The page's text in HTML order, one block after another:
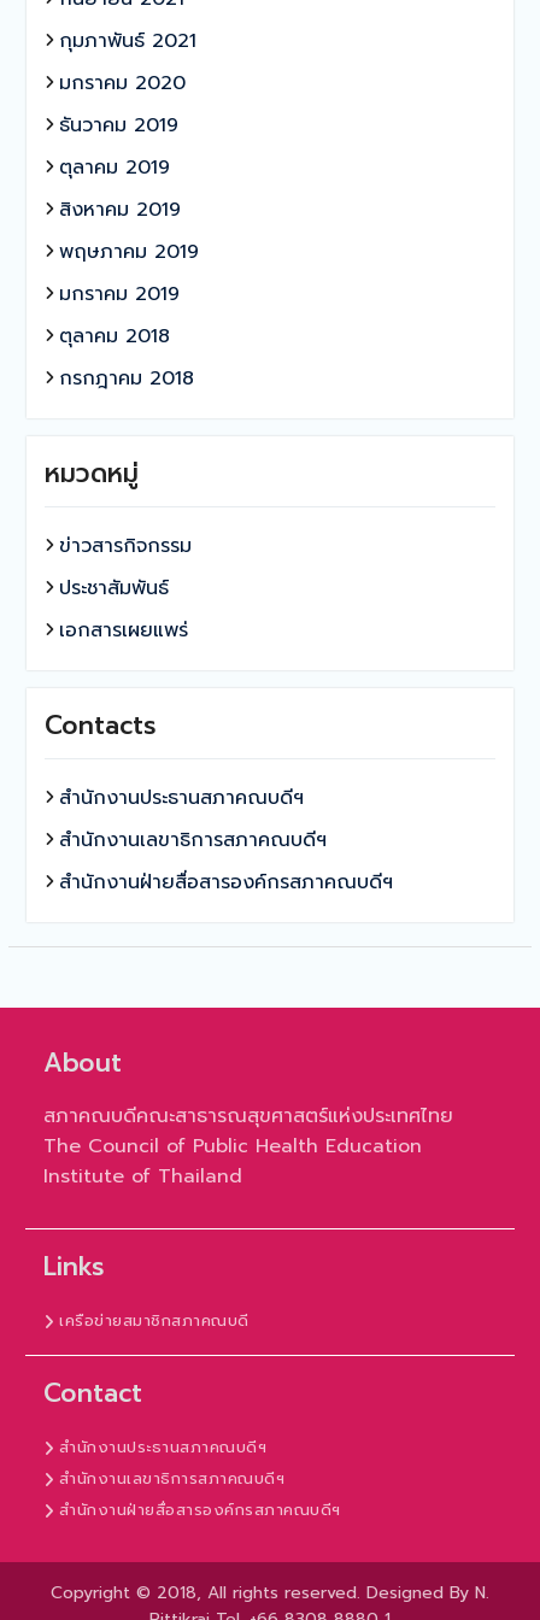
กุมภาพันธ์ 2021
มกราคม 2020
ธันวาคม 2019
ตุลาคม 2019
สิงหาคม 2019
พฤษภาคม 2019
มกราคม 2019
ตุลาคม 2018
กรกฎาคม 2018
หมวดหมู่
ข่าวสารกิจกรรม
ประชาสัมพันธ์
เอกสารเผยแพร่
Contacts
สำนักงานประธานสภาคณบดีฯ
สำนักงานเลขาธิการสภาคณบดีฯ
สำนักงานฝ่ายสื่อสารองค์กรสภาคณบดีฯ
About
สภาคณบดีคณะสาธารณสุขศาสตร์แห่งประเทศไทย
The Council of Public Health Education
Institute of Thailand
Links
เครือข่ายสมาชิกสภาคณบดี
Contact
สำนักงานประธานสภาคณบดีฯ
สำนักงานเลขาธิการสภาคณบดีฯ
สำนักงานฝ่ายสื่อสารองค์กรสภาคณบดีฯ
Copyright © 2018, All rights reserved. Designed By N.